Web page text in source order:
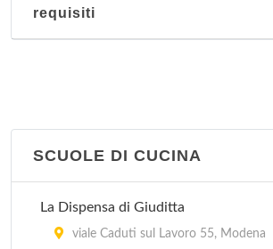
requisiti
SCUOLE DI CUCINA
La Dispensa di Giuditta
viale Caduti sul Lavoro 55, Modena